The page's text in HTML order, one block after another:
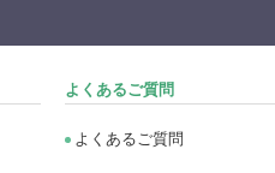
よくあるご質問
よくあるご質問